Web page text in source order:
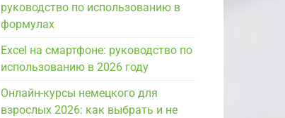
руководство по использованию в
формулах
Excel на смартфоне: руководство по
использованию в 2026 году
Онлайн-курсы немецкого для
взрослых 2026: как выбрать и не